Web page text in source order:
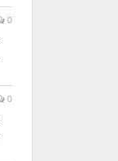
0
0